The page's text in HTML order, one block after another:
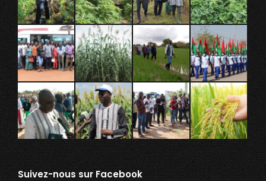
Suivez-nous sur Facebook